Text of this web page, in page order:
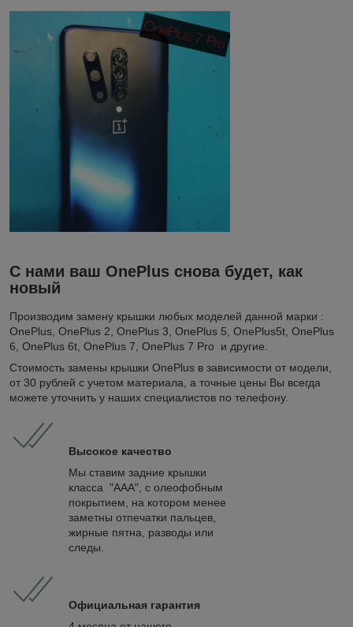
С нами ваш OnePlus снова будет, как
новый
Производим замену крышки любых моделей данной марки :
OnePlus, OnePlus 2, OnePlus 3, OnePlus 5, OnePlus5t, OnePlus
6, OnePlus 6t, OnePlus 7, OnePlus 7 Pro и другие.
Стоимость замены крышки OnePlus в зависимости от модели,
от 30 рублей с учетом материала, а точные цены Вы всегда
можете уточнить у наших специалистов по телефону.
Высокое качество
Мы ставим задние крышки
класса "ААА", с олеофобным
покрытием, на котором менее
заметны отпечатки пальцев,
жирные пятна, разводы или
следы.
Официальная гарантия